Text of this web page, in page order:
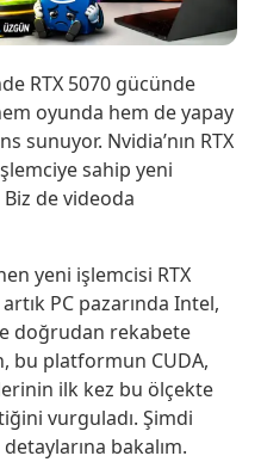
RTX 5070 gücünde
oyunda hem de yapay
sunuyor. Nvidia’nın RTX
sahip yeni
Biz de videoda
yeni işlemcisi RTX
PC pazarında Intel,
doğrudan rekabete
bu platformun CUDA,
ilk kez bu ölçekte
vurguladı. Şimdi
bakalım.